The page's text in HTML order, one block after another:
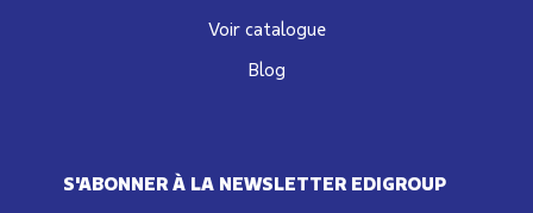
S'ABONNER À LA NEWSLETTER EDIGROUP
Voir catalogue
Blog